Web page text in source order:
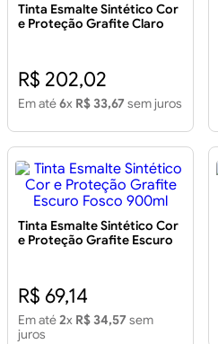
Tinta Esmalte Sintético Cor
e Proteção Grafite Claro
R$ 202,02
Em até6x R$ 33,67 sem juros
Tinta Esmalte Sintético Cor
e Proteção Grafite Escuro
R$ 69,14
Em até2x R$ 34,57 sem
juros